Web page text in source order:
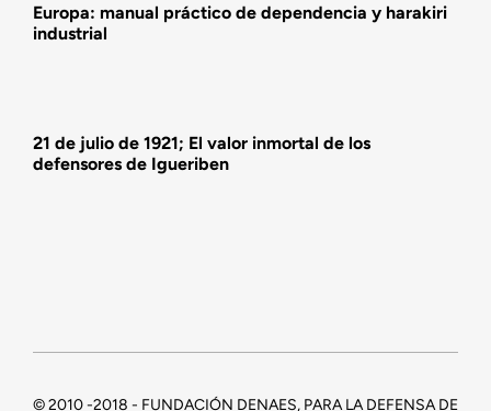
Europa: manual práctico de dependencia y harakiri
industrial
21 de julio de 1921; El valor inmortal de los
defensores de Igueriben
© 2010 -2018 - FUNDACIÓN DENAES, PARA LA DEFENSA DE